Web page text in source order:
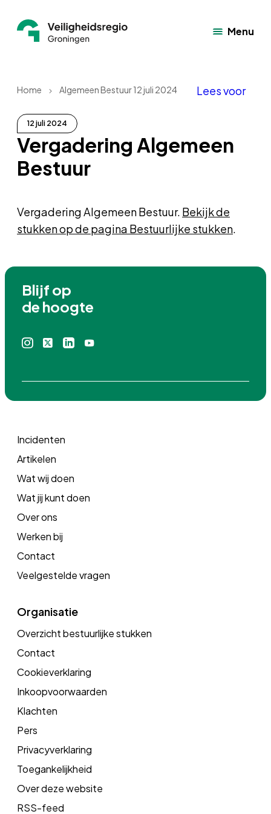
Menu
Home Algemeen Bestuur 12 juli 2024 Lees voor
12 juli 2024
Vergadering Algemeen
Bestuur
Vergadering Algemeen Bestuur. Bekijk de
stukken op de pagina Bestuurlijke stukken.
Blijf op
de hoogte
InstagramLinkedin
Incidenten
Artikelen
Wat wij doen
Wat jij kunt doen
Over ons
Werken bij
Contact
Veelgestelde vragen
Organisatie
Overzicht bestuurlijke stukken
Contact
Cookieverklaring
Inkoopvoorwaarden
Klachten
Pers
Privacyverklaring
Toegankelijkheid
Over deze website
RSS-feed